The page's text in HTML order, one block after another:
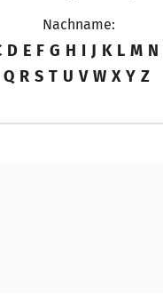
Nachname:
D E F G H I J K L M N
Q R S T U V W X Y Z